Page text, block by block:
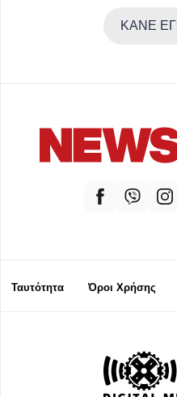
ΚΑΝΕ
Ταυτότητα Όροι Χρήσης